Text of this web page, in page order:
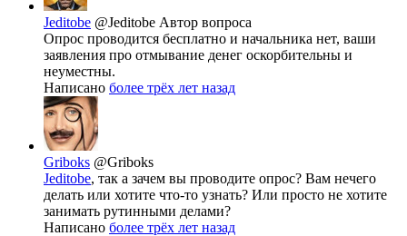
Jeditobe @Jeditobe Автор вопроса
Опрос проводится бесплатно и начальника нет, ваши
заявления про отмывание денег оскорбительны и
неуместны.
Написано более трёх лет назад
Griboks @Griboks
Jeditobe, так а зачем вы проводите опрос? Вам нечего
делать или хотите что-то узнать? Или просто не хотите
занимать рутинными делами?
Написано более трёх лет назад